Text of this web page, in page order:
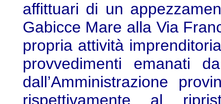
affittuari di un
Gabicce Mare alla Via
propria attività
provvedimenti emanati
dall’Amministrazione
rispettivamente al